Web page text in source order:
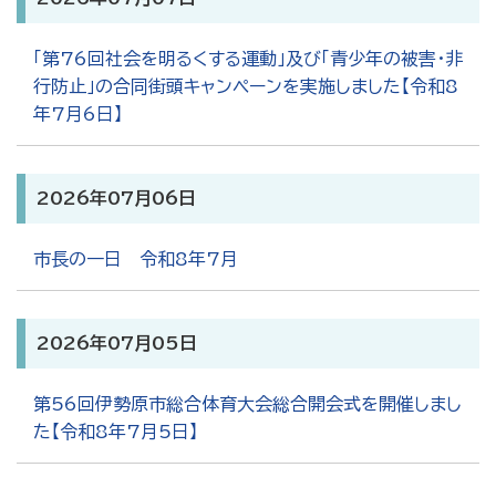
「第76回社会を明るくする運動」及び「青少年の被害・非
行防止」の合同街頭キャンペーンを実施しました【令和8
年7月6日】
2026年07月06日
市長の一日 令和8年7月
2026年07月05日
第56回伊勢原市総合体育大会総合開会式を開催しまし
た【令和8年7月5日】